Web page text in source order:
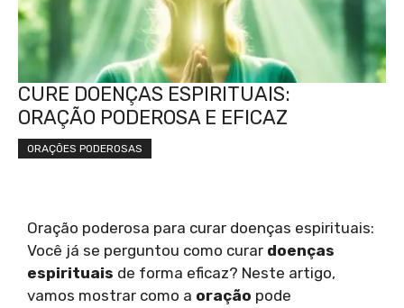
CURE DOENÇAS ESPIRITUAIS:
ORAÇÃO PODEROSA E EFICAZ
ORAÇÕES PODEROSAS
Oração poderosa para curar doenças espirituais:
Você já se perguntou como curar doenças
espirituais de forma eficaz? Neste artigo,
vamos mostrar como a oração pode